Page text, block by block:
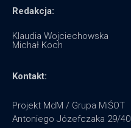
Redakcja:
Klaudia Wojciechowska
Michał Koch
Kontakt:
Projekt MdM / Grupa MiŚOT
Antoniego Józefczaka 29/40